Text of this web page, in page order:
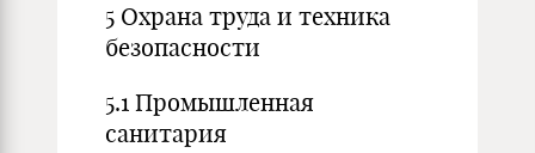
5 Охрана труда и техника
безопасности
5.1 Промышленная
санитария